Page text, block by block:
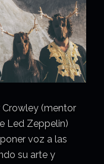
Crowley (mentor
Led Zeppelin)
voz a las
su arte y